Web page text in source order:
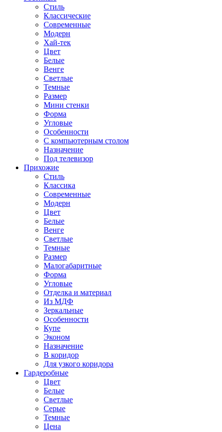
Стиль
Классические
Современные
Модерн
Хай-тек
Цвет
Белые
Венге
Светлые
Темные
Размер
Мини стенки
Форма
Угловые
Особенности
С компьютерным столом
Назначение
Под телевизор
Прихожие
Стиль
Классика
Современные
Модерн
Цвет
Белые
Венге
Светлые
Темные
Размер
Малогабаритные
Форма
Угловые
Отделка и материал
Из МДФ
Зеркальные
Особенности
Купе
Эконом
Назначение
В коридор
Для узкого коридора
Гардеробные
Цвет
Белые
Светлые
Серые
Темные
Цена